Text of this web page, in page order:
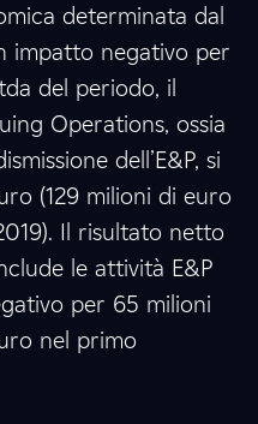
determinata dal
impatto negativo per
del periodo, il
Operations, ossia
dell’E&P, si
(129 milioni di euro
Il risultato netto
le attività E&P
per 65 milioni
nel primo